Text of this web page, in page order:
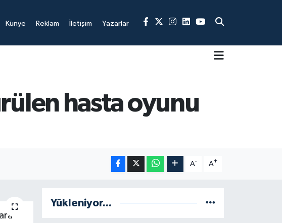
Künye Reklam İletişim Yazarlar
hasta oyunu
A- A+
Yükleniyor...